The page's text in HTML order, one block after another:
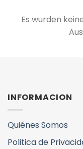
Es wurden
INFORMACION
Quiénes Somos
Politica de